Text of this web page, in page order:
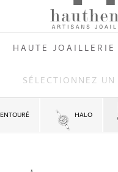
HAUTE JOAILLERIE
SÉLECTIONNEZ UN
ENTOURÉ HALO